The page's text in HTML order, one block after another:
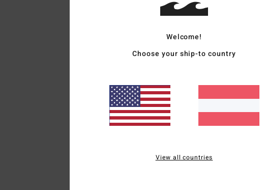
Welcome!
Choose your ship-to country
View all countries